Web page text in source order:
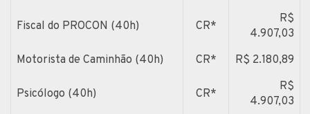
Fiscal do PROCON (40h) CR*
R$
4.907,03
Motorista de Caminhão (40h)
CR* R$ 2.180,89
Psicólogo (40h) CR*
R$
4.907,03